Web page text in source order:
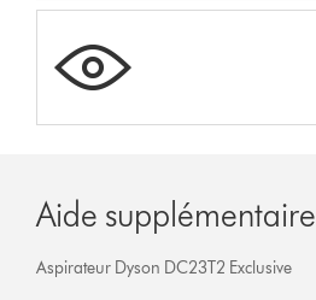
Aide supplémentaire
Aspirateur Dyson DC23T2 Exclusive